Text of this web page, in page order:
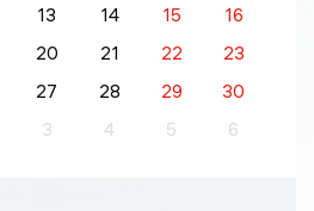
13 14 15
16
20 21 22
23
27 28 29
30
3 4 5 6